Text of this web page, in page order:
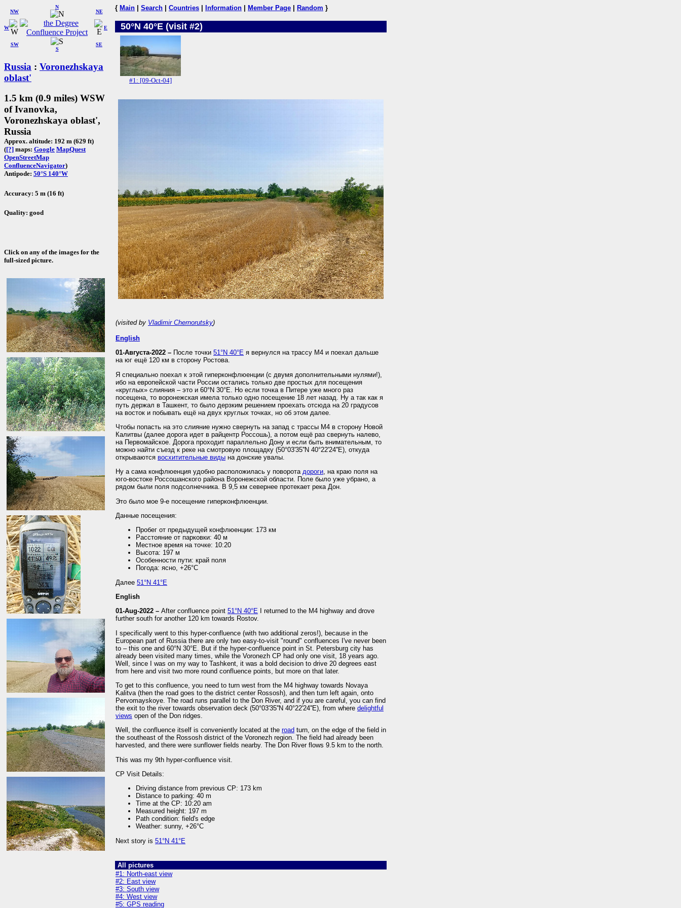
W
NW
N
NE
SW
S
SE
E
Russia : Voronezhskaya
oblast'
1.5 km (0.9 miles) WSW
of Ivanovka,
Voronezhskaya oblast',
Russia
Approx. altitude: 192 m (629 ft)
([?] maps: Google MapQuest
OpenStreetMap
ConfluenceNavigator)
Antipode: 50°S 140°W
Accuracy: 5 m (16 ft)
Quality: good
Click on any of the images for the
full-sized picture.
{ Main Search Countries Information Member Page Random }
50°N 40°E (visit #2)
#1: [09-Oct-04]
(visited by Vladimir Chernorutsky)
English
01-Августа-2022 – После точки 51°N 40°E я вернулся на трассу М4 и поехал дальше
на юг ещё 120 км в сторону Ростова.
Я специально поехал к этой гиперконфлюенции (с двумя дополнительными нулями!),
ибо на европейской части России остались только две простых для посещения
«круглых» слияния – это и 60°N 30°E. Но если точка в Питере уже много раз
посещена, то воронежская имела только одно посещение 18 лет назад. Ну а так как я
путь держал в Ташкент, то было дерзким решением проехать отсюда на 20 градусов
на восток и побывать ещё на двух круглых точках, но об этом далее.
Чтобы попасть на это слияние нужно свернуть на запад с трассы М4 в сторону Новой
Калитвы (далее дорога идет в райцентр Россошь), а потом ещё раз свернуть налево,
на Первомайское. Дорога проходит параллельно Дону и если быть внимательным, то
можно найти съезд к реке на смотровую площадку (50°03'35''N 40°22'24''E), откуда
открываются восхитительные виды на донские увалы.
Ну а сама конфлюенция удобно расположилась у поворота дороги, на краю поля на
юго-востоке Россошанского района Воронежской области. Поле было уже убрано, а
рядом были поля подсолнечника. В 9,5 км севернее протекает река Дон.
Это было мое 9-е посещение гиперконфлюенции.
Данные посещения:
Пробег от предыдущей конфлюенции: 173 км
Расстояние от парковки: 40 м
Местное время на точке: 10:20
Высота: 197 м
Особенности пути: край поля
Погода: ясно, +26°C
Далее 51°N 41°E
English
01-Aug-2022 – After confluence point 51°N 40°E I returned to the M4 highway and drove
further south for another 120 km towards Rostov.
I specifically went to this hyper-confluence (with two additional zeros!), because in the
European part of Russia there are only two easy-to-visit "round" confluences I've never been
to – this one and 60°N 30°E. But if the hyper-confluence point in St. Petersburg city has
already been visited many times, while the Voronezh CP had only one visit, 18 years ago.
Well, since I was on my way to Tashkent, it was a bold decision to drive 20 degrees east
from here and visit two more round confluence points, but more on that later.
To get to this confluence, you need to turn west from the M4 highway towards Novaya
Kalitva (then the road goes to the district center Rossosh), and then turn left again, onto
Pervomayskoye. The road runs parallel to the Don River, and if you are careful, you can find
the exit to the river towards observation deck (50°03'35''N 40°22'24''E), from where delightful
views open of the Don ridges.
Well, the confluence itself is conveniently located at the road turn, on the edge of the field in
the southeast of the Rossosh district of the Voronezh region. The field had already been
harvested, and there were sunflower fields nearby. The Don River flows 9.5 km to the north.
This was my 9th hyper-confluence visit.
CP Visit Details:
Driving distance from previous CP: 173 km
Distance to parking: 40 m
Time at the CP: 10:20 am
Measured height: 197 m
Path condition: field's edge
Weather: sunny, +26°C
Next story is 51°N 41°E
All pictures
#1: North-east view
#2: East view
#3: South view
#4: West view
#5: GPS reading